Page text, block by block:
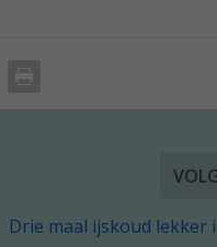
Drie maal ijskoud lekker